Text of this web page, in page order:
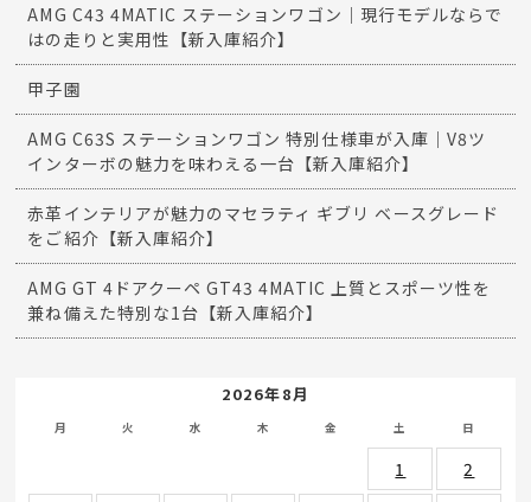
AMG C43 4MATIC ステーションワゴン｜現行モデルならで
はの走りと実用性【新入庫紹介】
甲子園
AMG C63S ステーションワゴン 特別仕様車が入庫｜V8ツ
インターボの魅力を味わえる一台【新入庫紹介】
赤革インテリアが魅力のマセラティ ギブリ ベースグレード
をご紹介【新入庫紹介】
AMG GT 4ドアクーペ GT43 4MATIC 上質とスポーツ性を
兼ね備えた特別な1台【新入庫紹介】
2026年8月
月 火 水 木 金 土 日
1
2